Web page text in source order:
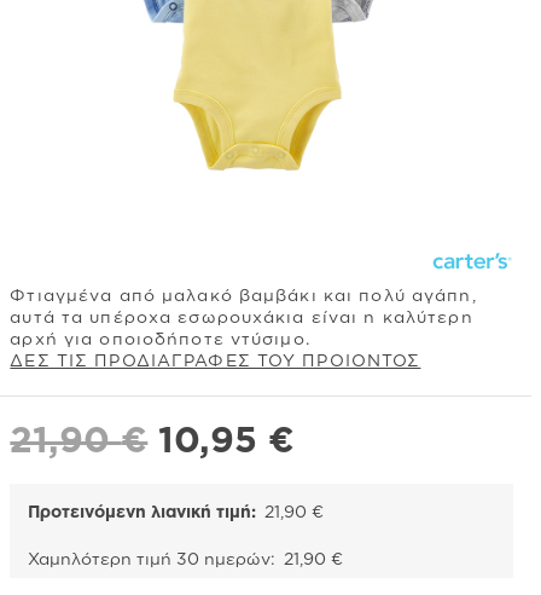
Φτιαγμένα από μαλακό βαμβάκι και πολύ αγάπη,
αυτά τα υπέροχα εσωρουχάκια είναι η καλύτερη
αρχή για οποιοδήποτε ντύσιμο.
ΔΕΣ ΤΙΣ ΠΡΟΔΙΑΓΡΑΦΕΣ ΤΟΥ ΠΡΟΙΟΝΤΟΣ
21,90€ Original
was:
21,90 €.
10,95 €
τιμή
είναι:
Προτεινόμενη λιανική τιμή: 21,90€
Χαμηλότερη τιμή 30 ημερών: 21,90€